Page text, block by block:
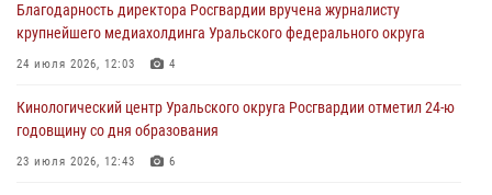
03 августа 2026, 07:35
Росгвардия противодействует БПЛА ВСУ на южном направлении
Росгвардейцы обеспечили безопасность празднования Дня
Благодарность директора Росгвардии вручена журналисту
крупнейшего медиахолдинга Уральского федерального округа
24 июля 2026, 12:03 4
Кинологический центр Уральского округа Росгвардии отметил 24-ю
годовщину со дня образования
23 июля 2026, 12:43 6